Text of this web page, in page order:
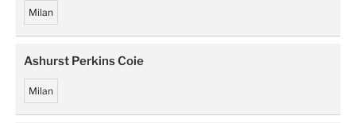
Milan
Ashurst Perkins Coie
Milan